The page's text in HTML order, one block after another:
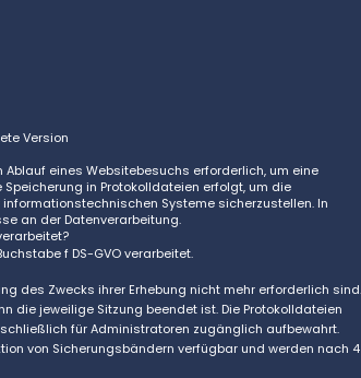
Version
eines Websitebesuchs erforderlich, um eine
in Protokolldateien erfolgt, um die
Systeme sicherzustellen. In
an der Datenverarbeitung.
f DS-GVO verarbeitet.
des Zwecks ihrer Erhebung nicht mehr erforderlich sind.
die jeweilige Sitzung beendet ist. Die Protokolldateien
für Administratoren zugänglich aufbewahrt.
von Sicherungsbändern verfügbar und werden nach 4